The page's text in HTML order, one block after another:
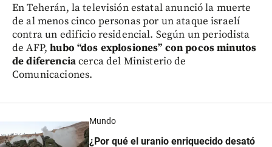
En Teherán, la televisión estatal anunció la muerte
de al menos cinco personas por un ataque israelí
contra un edificio residencial. Según un periodista
de AFP, hubo “dos explosiones” con pocos minutos
de diferenciacerca del Ministerio de
Comunicaciones.
Mundo
¿Por qué el uranio enriquecido desató